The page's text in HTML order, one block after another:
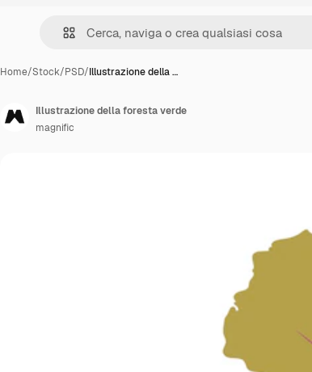
Home/Stock/PSD/Illustrazione della …
Illustrazione della foresta verde
magnific